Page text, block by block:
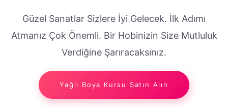
Güzel Sanatlar Sizlere İyi Gelecek. İlk Adımı
Atmanız Çok Önemli. Bir Hobinizin Size Mutluluk
Verdiğine Şarıracaksınız.
Yağlı Boya Kursu Satın Alın